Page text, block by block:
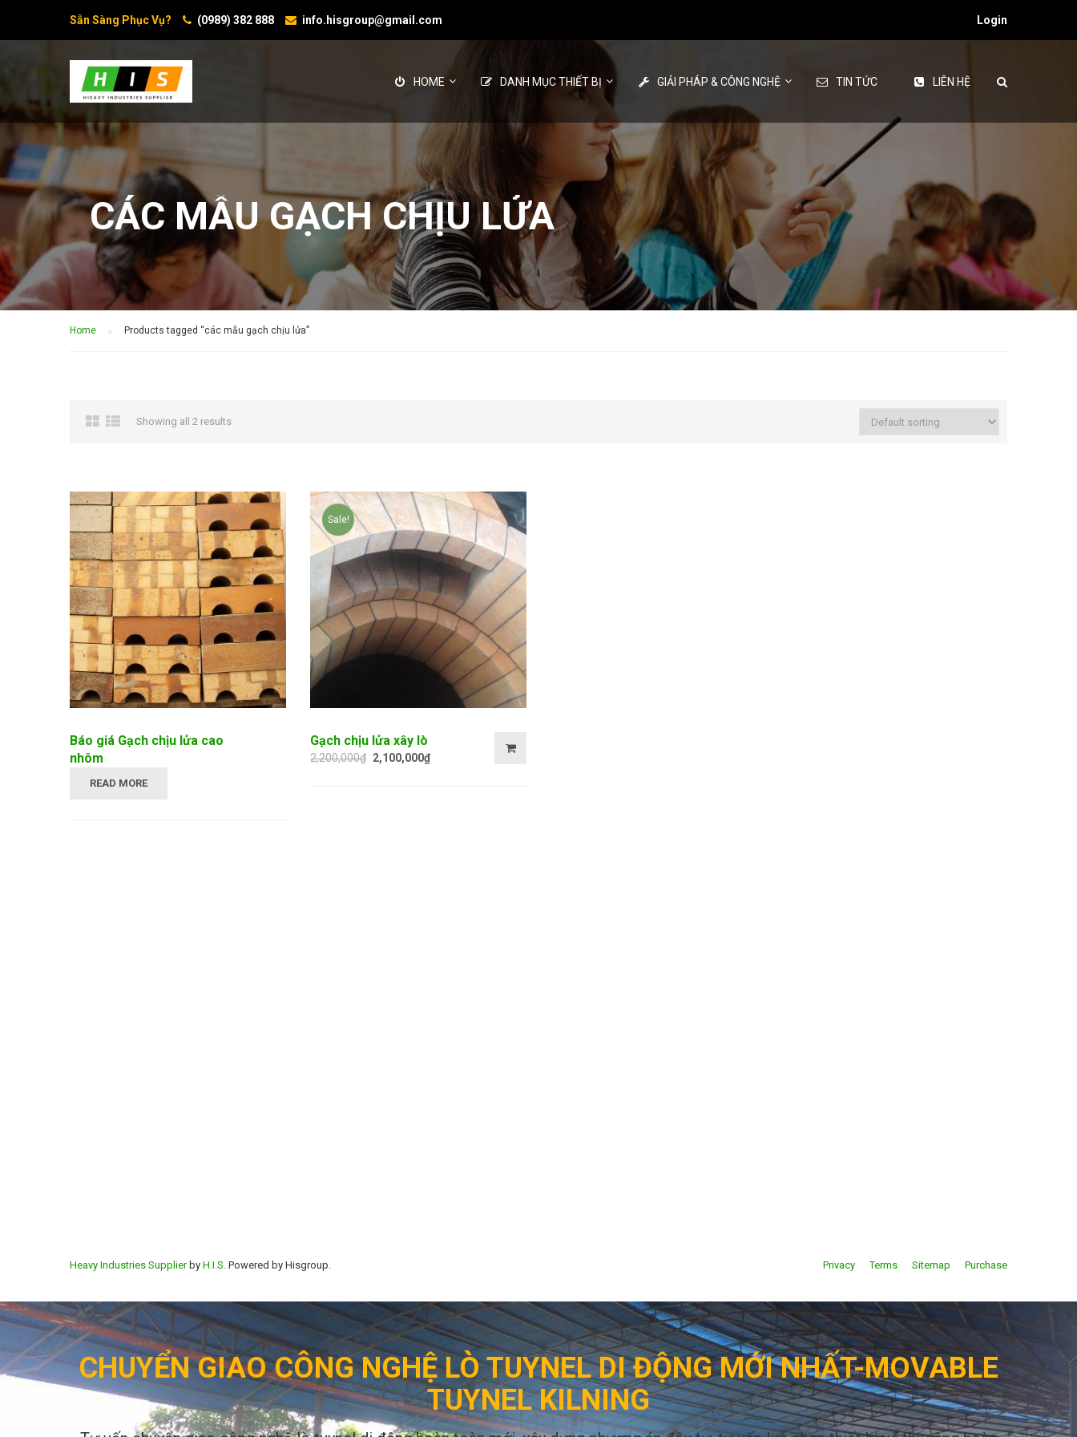
Sẵn Sàng Phục Vụ? (0989) 382 888 info.hisgroup@gmail.com Login
HOME DANH MỤC THIẾT BỊ GIẢI PHÁP & CÔNG NGHỆ TIN TỨC LIÊN HỆ
CÁC MẪU GẠCH CHỊU LỬA
Home Products tagged “các mẫu gạch chịu lửa”
Showing all 2 results
Báo giá Gạch chịu lửa cao
nhôm
READ MORE
Sale!
Gạch chịu lửa xây lò
2,200,000₫ 2,100,000₫
Heavy Industries Supplierby H.I.S. Powered by Hisgroup. Privacy Terms Sitemap Purchase
CHUYỂN GIAO CÔNG NGHỆ LÒ TUYNEL DI ĐỘNG MỚI NHẤT-MOVABLE
TUYNEL KILNING